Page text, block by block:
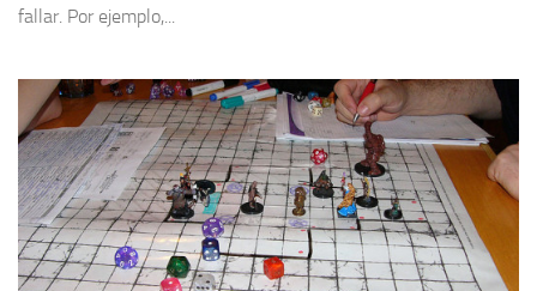
fallar. Por ejemplo,...